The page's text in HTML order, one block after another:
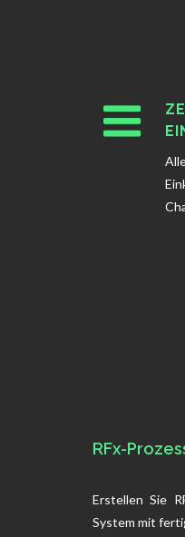
RFx-
Erstellen Sie
System mit